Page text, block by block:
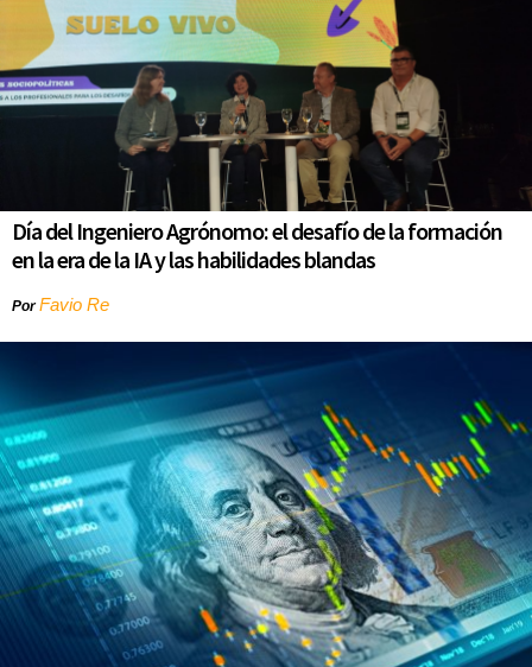
Día del Ingeniero Agrónomo: el desafío de la formación
en la era de la IA y las habilidades blandas
PorFavio Re